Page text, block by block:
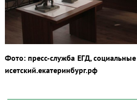
Фото: пресс-служба ЕГД, социальные
исетский.екатеринбург.рф